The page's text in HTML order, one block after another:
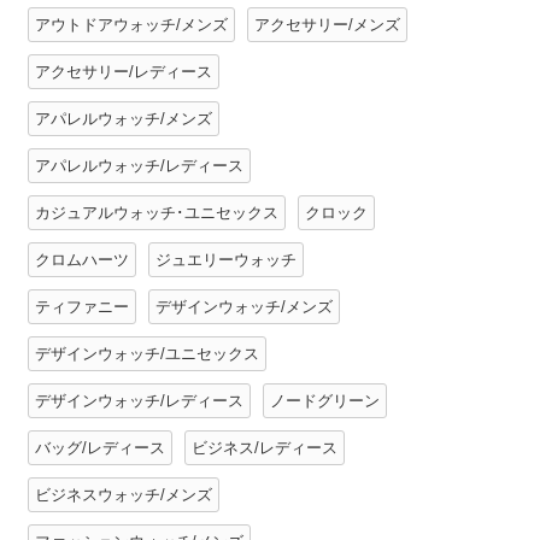
アウトドアウォッチ/メンズ アクセサリー/メンズ
アクセサリー/レディース
アパレルウォッチ/メンズ
アパレルウォッチ/レディース
カジュアルウォッチ･ユニセックス クロック
クロムハーツ ジュエリーウォッチ
ティファニー デザインウォッチ/メンズ
デザインウォッチ/ユニセックス
デザインウォッチ/レディース ノードグリーン
バッグ/レディース ビジネス/レディース
ビジネスウォッチ/メンズ